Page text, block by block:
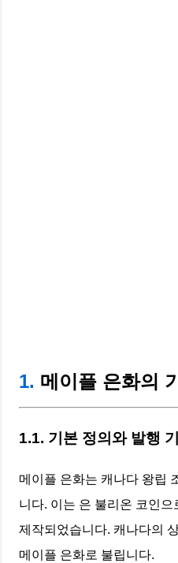
1. 메이플 은화의
1.1. 기본 정의와 발행
메이플 은화는 캐나다 왕립
니다. 이는 은 불리온 코인
제작되었습니다. 캐나다의
메이플 은화로 불립니다.